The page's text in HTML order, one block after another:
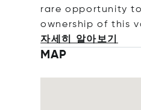
rare opportunity
ownership of this
자세히 알아보기
MAP